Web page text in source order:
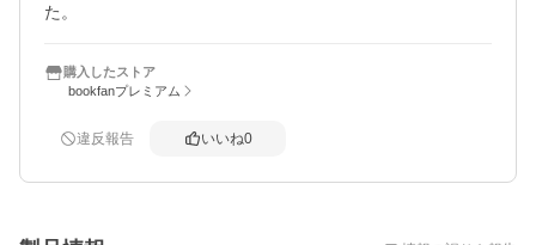
た。
購入したストア
bookfanプレミアム
違反報告 いいね0